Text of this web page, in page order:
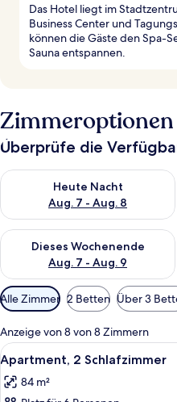
Das Hotel liegt im
Business Center und
können die Gäste den Spa-
Sauna entspannen.
Zimmeroptionen
Überprüfe die
Heute Nacht
Aug. 7 - Aug. 8
Überprüfe die Verfügbarkeit
Dieses Wochenende
Aug. 7 - Aug. 9
Überprüfe die Verfügbarkeit
Verfügbare
Filter
für
Zimmer
Alle Zimmer 2 Betten Über 3
Anzeige von 8 von 8 Zimmern
Alle
Fotos
für
13
Apartment, 2 Schlafzimmer
84 m²